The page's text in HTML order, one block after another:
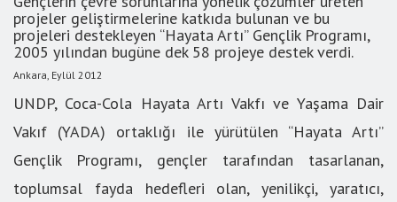
projeler geliştirmelerine katkıda bulunan ve bu
projeleri destekleyen “Hayata Artı” Gençlik Programı,
2005 yılından bugüne dek 58 projeye destek verdi.
Ankara, Eylül 2012
UNDP, Coca-Cola Hayata Artı Vakfı ve Yaşama Dair
Vakıf (YADA) ortaklığı ile yürütülen “Hayata Artı”
Gençlik Programı, gençler tarafından tasarlanan,
toplumsal fayda hedefleri olan, yenilikçi, yaratıcı,